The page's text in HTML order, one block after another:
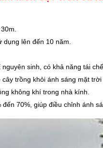
dụng lên đến 10 năm.
sinh, có khả năng tái
trồng khỏi ánh sáng mặt trời
không khí trong nhà kính.
70%, giúp điều chỉnh ánh